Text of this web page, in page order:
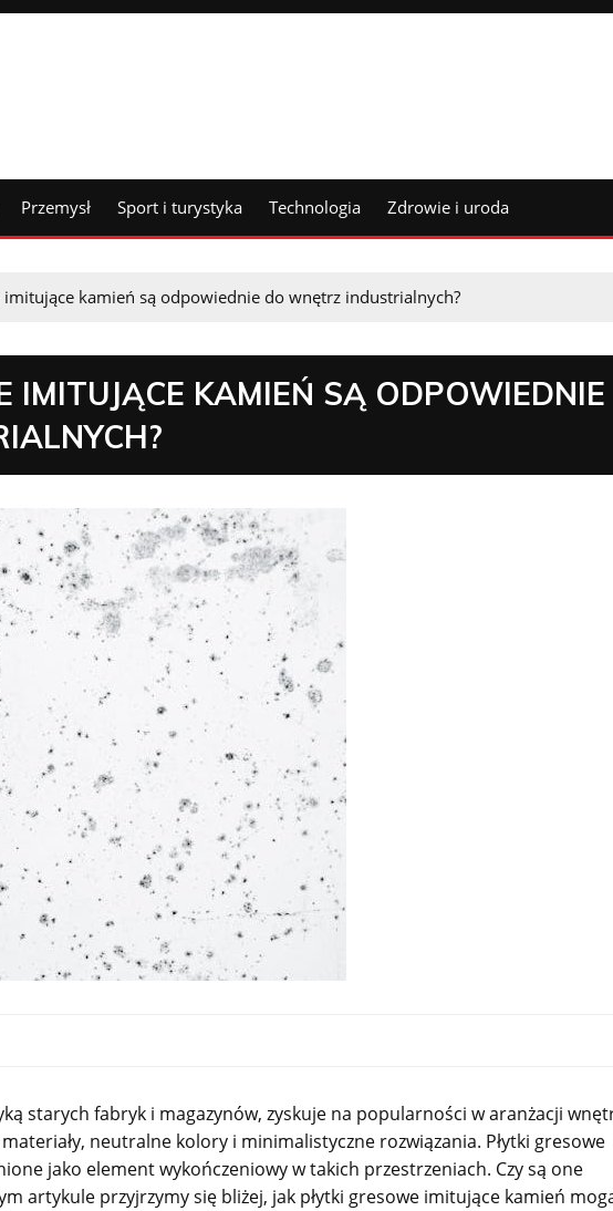
Przemysł Sport i turystyka Technologia Zdrowie i uroda
imitujące kamień są odpowiednie do wnętrz industrialnych?
IMITUJĄCE KAMIEŃ SĄ ODPOWIEDNIE
starych fabryk i magazynów, zyskuje na popularności w aranżacji
neutralne kolory i minimalistyczne rozwiązania. Płytki gresowe
jako element wykończeniowy w takich przestrzeniach. Czy są one
artykule przyjrzymy się bliżej, jak płytki gresowe imitujące kamień